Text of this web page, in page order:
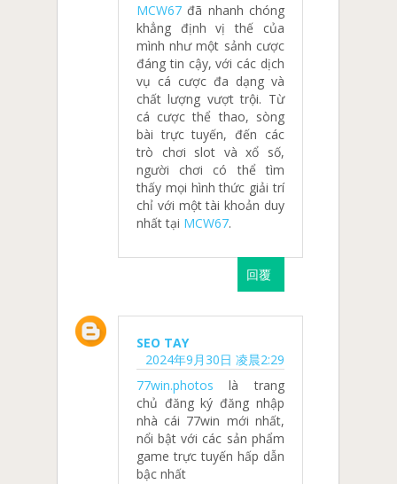
MCW67 đã nhanh chóng
khẳng định vị thế của
mình như một sảnh cược
đáng tin cậy, với các dịch
vụ cá cược đa dạng và
chất lượng vượt trội. Từ
cá cược thể thao, sòng
bài trực tuyến, đến các
trò chơi slot và xổ số,
người chơi có thể tìm
thấy mọi hình thức giải trí
chỉ với một tài khoản duy
nhất tại MCW67.
回覆
SEO TAY
2024年9月30日 凌晨2:29
77win.photos là trang
chủ đăng ký đăng nhập
nhà cái 77win mới nhất,
nổi bật với các sản phẩm
game trực tuyến hấp dẫn
bậc nhất